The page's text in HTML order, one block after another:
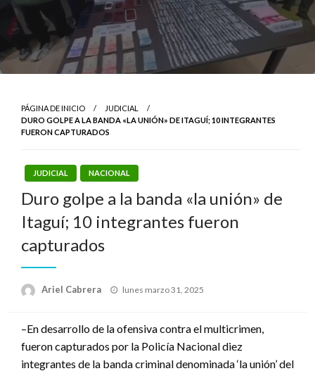
PÁGINA DE INICIO
JUDICIAL
DURO GOLPE A LA BANDA «LA UNIÓN» DE ITAGUÍ; 10 INTEGRANTES
FUERON CAPTURADOS
JUDICIAL NACIONAL
Duro golpe a la banda «la unión» de
Itaguí; 10 integrantes fueron
capturados
Ariel Cabrera
Publicado
lunes marzo 31, 2025
–En desarrollo de la ofensiva contra el multicrimen,
fueron capturados por la Policía Nacional diez
integrantes de la banda criminal denominada ‘la unión’ del